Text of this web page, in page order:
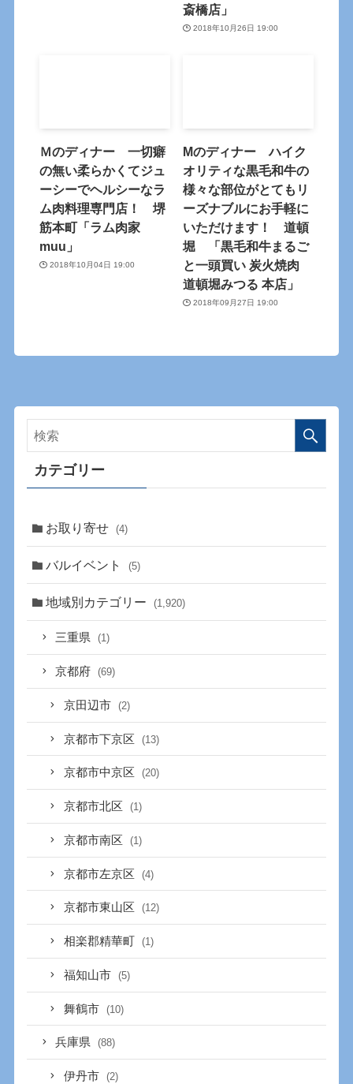
斎橋店」
2018年10月26日 19:00
Ｍのディナー 一切癖
の無い柔らかくてジュ
ーシーでヘルシーなラ
ム肉料理専門店！ 堺
筋本町「ラム肉家
muu」
2018年10月04日 19:00
Mのディナー ハイク
オリティな黒毛和牛の
様々な部位がとてもリ
ーズナブルにお手軽に
いただけます！ 道頓
堀 「黒毛和牛まるご
と一頭買い 炭火焼肉
道頓堀みつる 本店」
2018年09月27日 19:00
カテゴリー
お取り寄せ (4)
バルイベント (5)
地域別カテゴリー (1,920)
三重県 (1)
京都府 (69)
京田辺市 (2)
京都市下京区 (13)
京都市中京区 (20)
京都市北区 (1)
京都市南区 (1)
京都市左京区 (4)
京都市東山区 (12)
相楽郡精華町 (1)
福知山市 (5)
舞鶴市 (10)
兵庫県 (88)
伊丹市 (2)